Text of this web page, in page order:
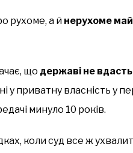
рухоме, а й нерухоме
що державі не
у приватну власність у
минуло 10 років.
коли суд все ж